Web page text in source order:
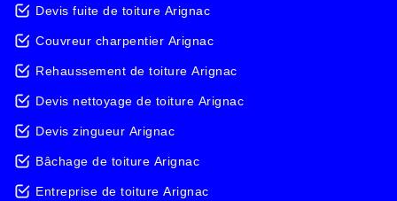
Devis fuite de toiture Arignac
Couvreur charpentier Arignac
Rehaussement de toiture Arignac
Devis nettoyage de toiture Arignac
Devis zingueur Arignac
Bâchage de toiture Arignac
Entreprise de toiture Arignac